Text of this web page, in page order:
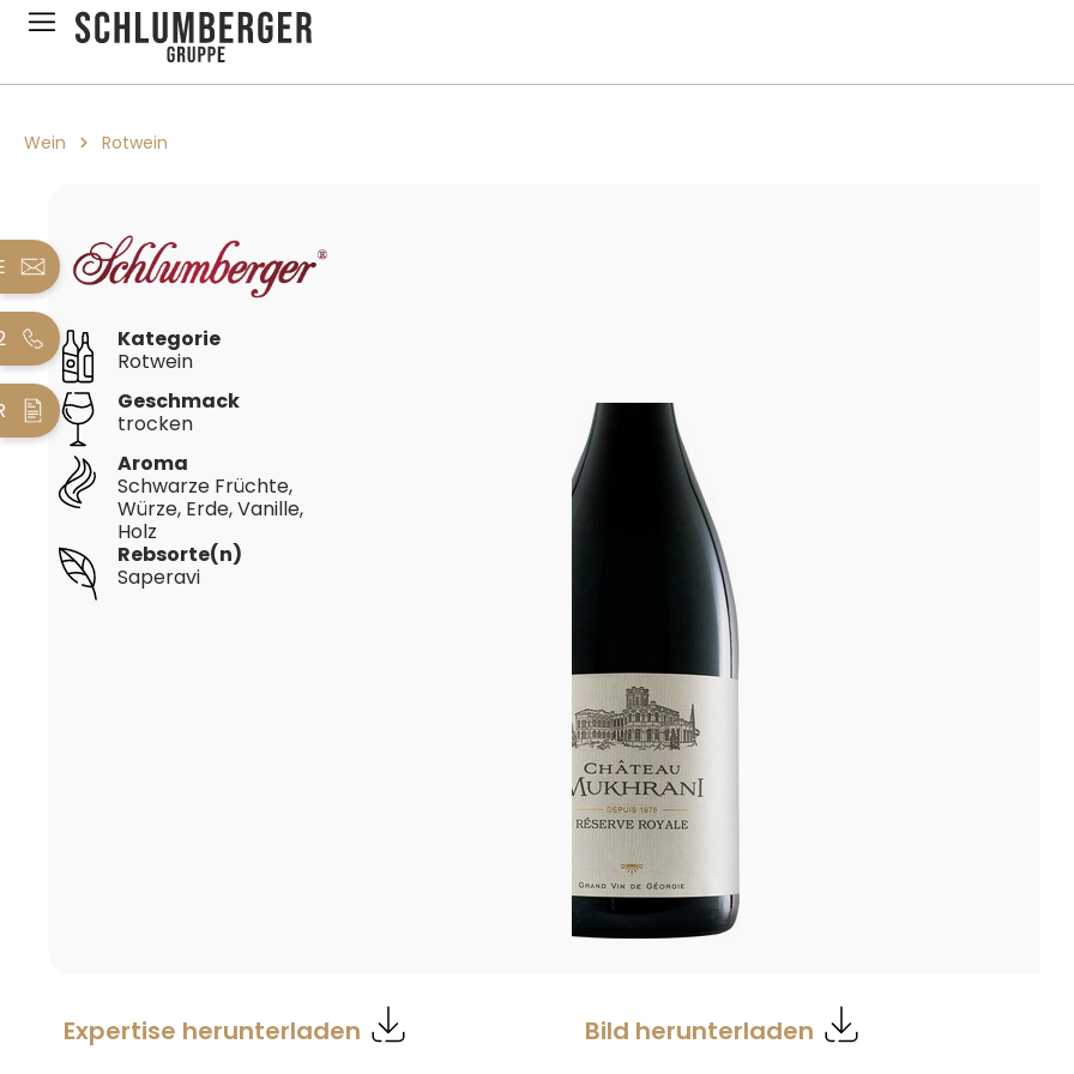
Zur Hauptnavigation springen
Wein Rotwein
Aroma
Schwarze Früchte,
Würze, Erde, Vanille,
Holz
Geschmack
trocken
Kategorie
Rotwein
Rebsorte(n)
Saperavi
Expertise herunterladen Bild herunterladen